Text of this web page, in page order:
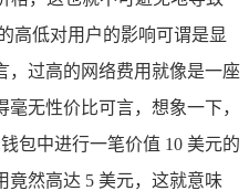
高低对用户的影响可谓是显
，过高的网络费用就像是一座
无性价比可言，想象一下，
包中进行一笔价值 10 美元的
竟然高达 5 美元，这就意味